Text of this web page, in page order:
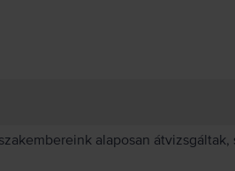
alaposan